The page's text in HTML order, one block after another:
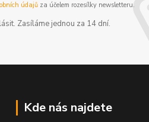
údajůza účelem rozesílky newsletteru.
Zasíláme jednou za 14 dní.
Kde nás najdete